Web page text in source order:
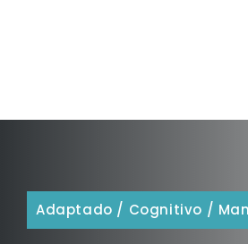
Adaptado / Cognitivo /